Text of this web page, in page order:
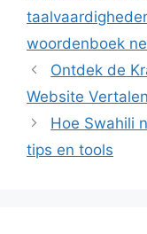
woordenboek
Ontdek de
Website Vertalen
Hoe Swahili
tips en tools